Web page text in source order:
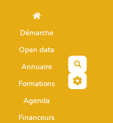
Démarche
Open data
Annuaire
Formations
Agenda
Financeurs